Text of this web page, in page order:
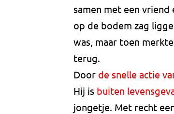
samen met een
op de bodem zag
was, maar toen
terug.
Door de snelle actie
Hij is buiten
jongetje. Met recht